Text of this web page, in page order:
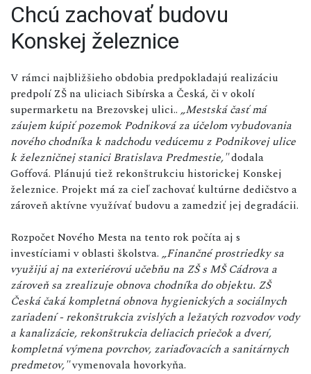
Chcú zachovať budovu
Konskej železnice
V rámci najbližšieho obdobia predpokladajú realizáciu
predpolí ZŠ na uliciach Sibírska a Česká, či v okolí
supermarketu na Brezovskej ulici.. „Mestská časť má
záujem kúpiť pozemok Podniková za účelom vybudovania
nového chodníka k nadchodu vedúcemu z Podnikovej ulice
k železničnej stanici Bratislava Predmestie,"dodala
Goffová. Plánujú tiež rekonštrukciu historickej Konskej
železnice. Projekt má za cieľ zachovať kultúrne dedičstvo a
zároveň aktívne využívať budovu a zamedziť jej degradácii.
Rozpočet Nového Mesta na tento rok počíta aj s
investíciami v oblasti školstva. „Finančné prostriedky sa
využijú aj na exteriérovú učebňu na ZŠ s MŠ Cádrova a
zároveň sa zrealizuje obnova chodníka do objektu. ZŠ
Česká čaká kompletná obnova hygienických a sociálnych
zariadení - rekonštrukcia zvislých a ležatých rozvodov vody
a kanalizácie, rekonštrukcia deliacich priečok a dverí,
kompletná výmena povrchov, zariaďovacích a sanitárnych
predmetov,"vymenovala hovorkyňa.